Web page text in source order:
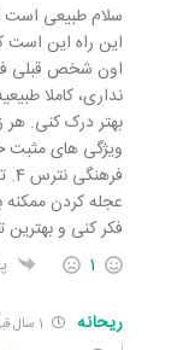
سلام طبیعی است
این راه این است
اون شخص قبلی
نداری، کاملا
عجله کردن ممکنه
فکر کنی و
1
ریحانه